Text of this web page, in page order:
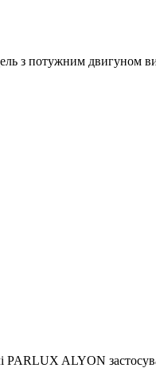
з потужним двигуном
PARLUX ALYON